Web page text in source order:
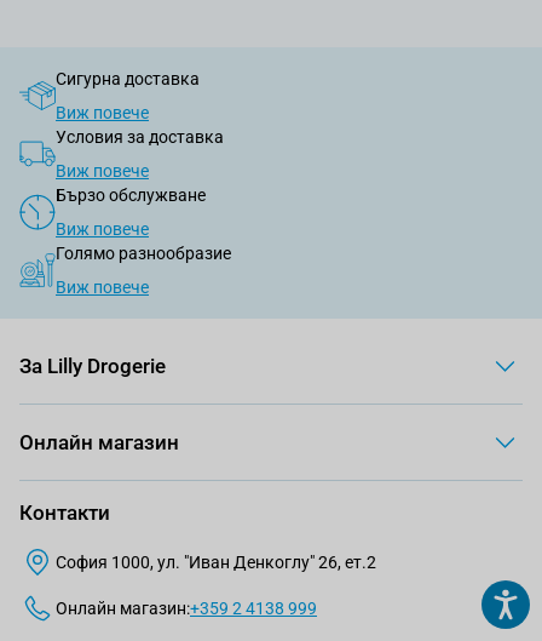
Сигурна доставка
Виж повече
Условия за доставка
Виж повече
Бързо обслужване
Виж повече
Голямо разнообразие
Виж повече
За Lilly Drogerie
Онлайн магазин
Контакти
София 1000, ул. "Иван Денкоглу" 26, ет.2
Онлайн магазин:+359 2 4138 999